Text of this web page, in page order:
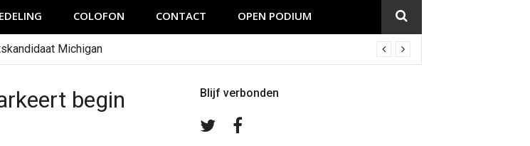
COLOFON CONTACT OPEN PODIUM
Michigan
begin
Blijf verbonden
Volg